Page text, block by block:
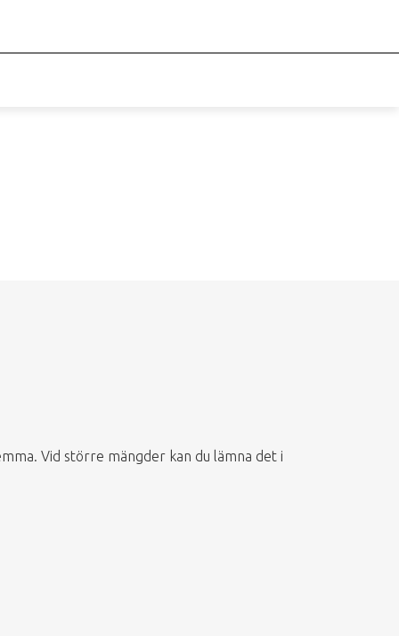
Vid större mängder kan du lämna det i